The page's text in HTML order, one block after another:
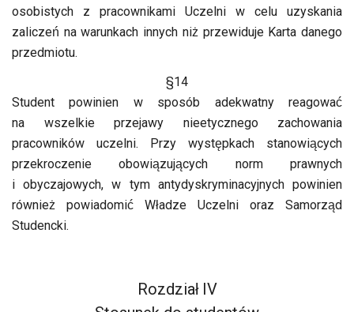
osobistych z pracownikami Uczelni w celu uzyskania
zaliczeń na warunkach innych niż przewiduje Karta danego
przedmiotu.
§14
Student powinien w sposób adekwatny reagować
na wszelkie przejawy nieetycznego zachowania
pracowników uczelni. Przy występkach stanowiących
przekroczenie obowiązujących norm prawnych
i obyczajowych, w tym antydyskryminacyjnych powinien
również powiadomić Władze Uczelni oraz Samorząd
Studencki.
Rozdział IV